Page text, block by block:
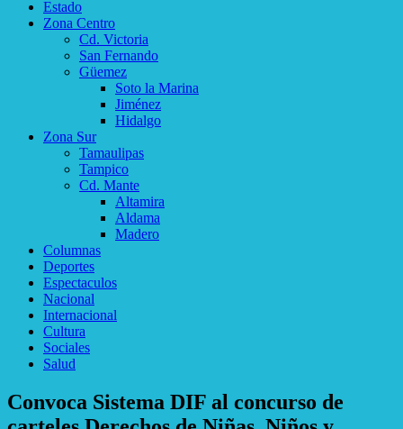
Estado
Zona Centro
Cd. Victoria
San Fernando
Güemez
Soto la Marina
Jiménez
Hidalgo
Zona Sur
Tamaulipas
Tampico
Cd. Mante
Altamira
Aldama
Madero
Columnas
Deportes
Espectaculos
Nacional
Internacional
Cultura
Sociales
Salud
Convoca Sistema DIF al concurso de